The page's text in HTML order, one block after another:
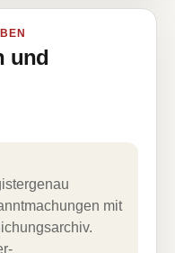
und
mit